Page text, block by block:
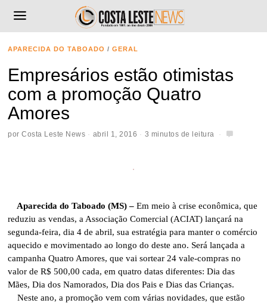
APARECIDA DO TABOADO / GERAL
Empresários estão otimistas
com a promoção Quatro
Amores
porCosta Leste News abril 1, 2016 3 minutos de leitura
Aparecida do Taboado (MS) –Em meio à crise econômica, que
reduziu as vendas, a Associação Comercial (ACIAT) lançará na
segunda-feira, dia 4 de abril, sua estratégia para manter o comércio
aquecido e movimentado ao longo do deste ano. Será lançada a
campanha Quatro Amores, que vai sortear 24 vale-compras no
valor de R$ 500,00 cada, em quatro datas diferentes: Dia das
Mães, Dia dos Namorados, Dia dos Pais e Dias das Crianças.
Neste ano, a promoção vem com várias novidades, que estão